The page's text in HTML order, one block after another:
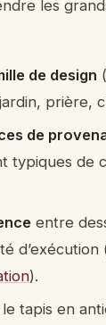
les
de design
prière,
de
typiques de
entre
d’exécution
).
le tapis en